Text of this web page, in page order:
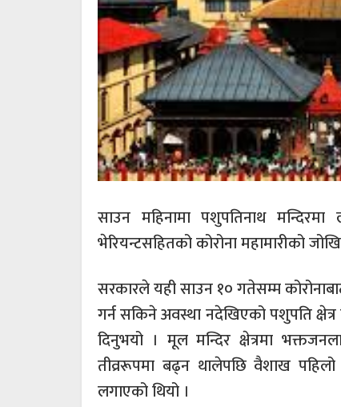
साउन महिनामा पशुपतिनाथ
भेरियन्टसहितको कोरोना महामारीको
सरकारले यही साउन १० गतेसम्म
गर्न सकिने अवस्था नदेखिएको पशुपति
दिनुभयो । मूल मन्दिर क्षेत्रमा
तीव्ररूपमा बढ्न थालेपछि वैशाख
लगाएको थियो ।